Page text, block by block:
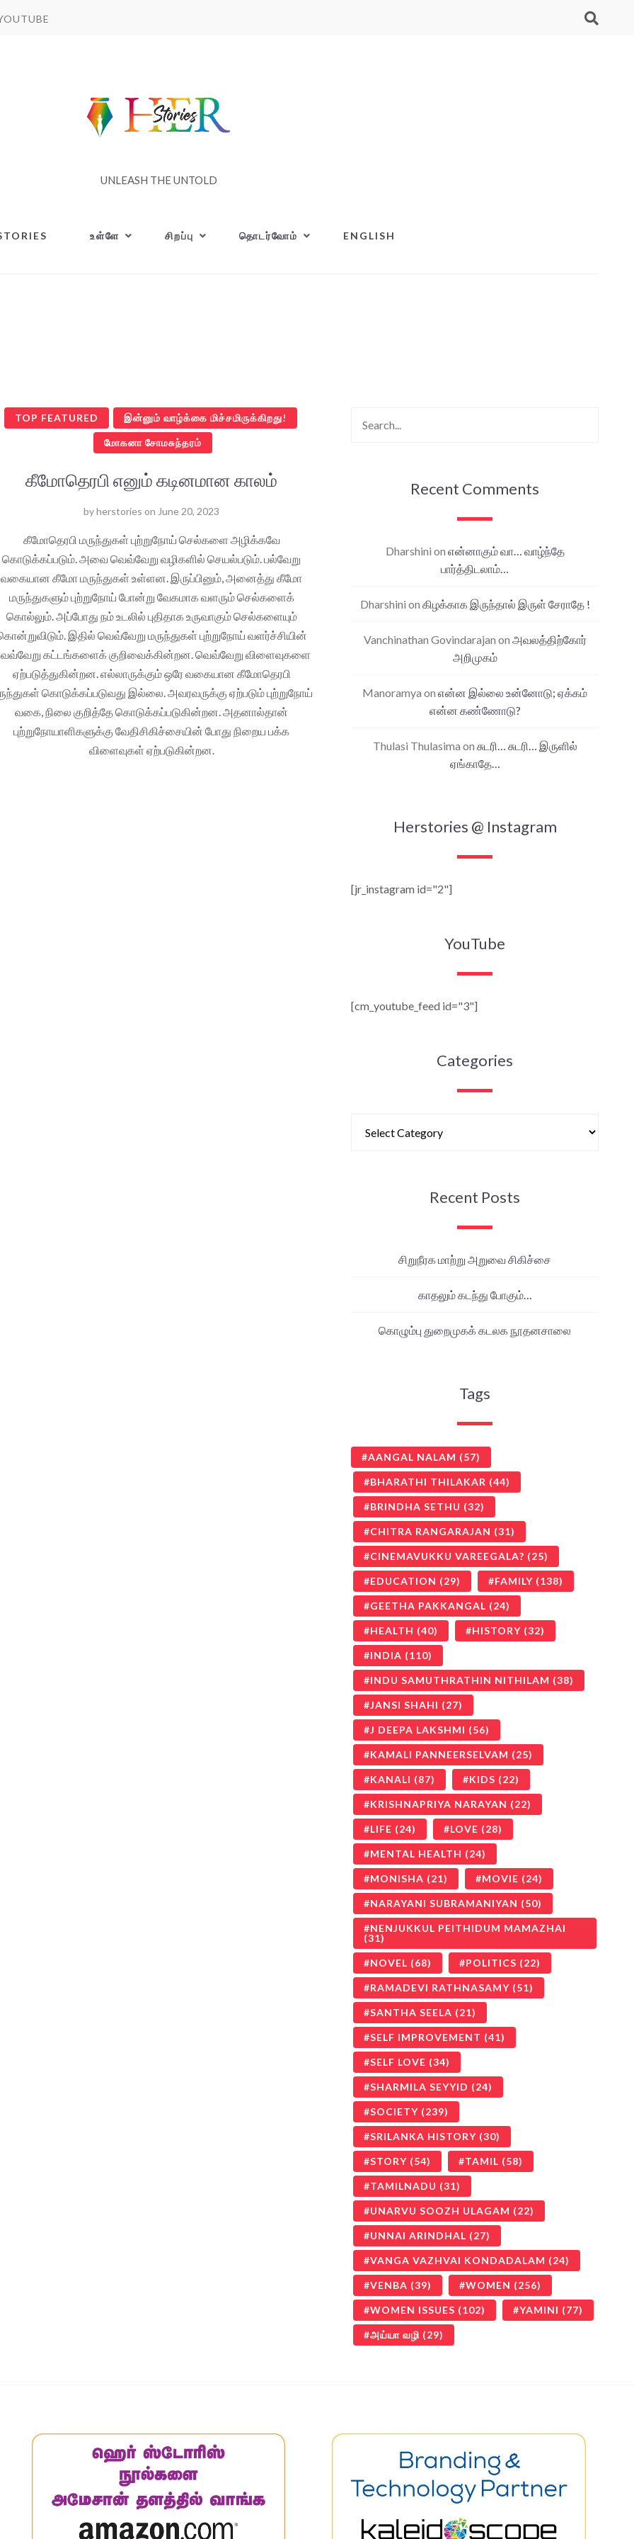
UNLEASH THE UNTOLD
உள்ளே சிறப்பு தொடர்வோம் ENGLISH
TOP FEATURED இன்னும் வாழ்க்கை மிச்சமிருக்கிறது!
மோகனா சோமசுந்தரம்
கீமோதெரபி எனும் கடினமான காலம்
byherstories on June 20, 2023
கீமோதெரபி மருந்துகள் புற்றுநோய் செல்களை அழிக்கவே
கொடுக்கப்படும். அவை வெவ்வேறு வழிகளில் செயல்படும். பல்வேறு
வகையான கீமோ மருந்துகள் உள்ளன. இருப்பினும், அனைத்து கீமோ
மருந்துகளும் புற்றுநோய் போன்று வேகமாக வளரும் செல்களைக்
கொல்லும். அப்போது நம் உடலில் புதிதாக உருவாகும் செல்களையும்
இதில் வெவ்வேறு மருந்துகள் புற்றுநோய் வளர்ச்சியின்
கட்டங்களைக் குறிவைக்கின்றன. வெவ்வேறு விளைவுகளை
ஏற்படுத்துகின்றன. எல்லாருக்கும் ஒரே வகையான கீமோதெரபி
கொடுக்கப்படுவது இல்லை. அவரவருக்கு ஏற்படும் புற்றுநோய்
வகை, நிலை குறித்தே கொடுக்கப்படுகின்றன. அதனால்தான்
புற்றுநோயாளிகளுக்கு வேதிசிகிச்சையின் போது நிறைய பக்க
விளைவுகள் ஏற்படுகின்றன.
Recent Comments
Dharshini on என்னாகும் வா… வாழ்ந்தே
பார்த்திடலாம்…
Dharshini on கிழக்காக இருந்தால் இருள் சேராதே !
Vanchinathan Govindarajan on அவலத்திற்கோர்
அறிமுகம்
Manoramya on என்ன இல்லை உன்னோடு; ஏக்கம்
என்ன கண்ணோடு?
Thulasi Thulasima on சுடரி… சுடரி… இருளில்
ஏங்காதே…
Herstories @ Instagram
[jr_instagram id="2"]
YouTube
[cm_youtube_feed id="3"]
Categories
Recent Posts
சிறுநீரக மாற்று அறுவை சிகிச்சை
காதலும் கடந்து போகும்…
கொழும்பு துறைமுகக் கடலக நூதனசாலை
Tags
AANGAL NALAM (57)
BHARATHI THILAKAR (44)
BRINDHA SETHU (32)
CHITRA RANGARAJAN (31)
CINEMAVUKKU VAREEGALA? (25)
EDUCATION (29) FAMILY (138)
GEETHA PAKKANGAL (24)
HEALTH (40) HISTORY (32)
INDIA (110)
INDU SAMUTHRATHIN NITHILAM (38)
JANSI SHAHI (27)
J DEEPA LAKSHMI (56)
KAMALI PANNEERSELVAM (25)
KANALI (87) KIDS (22)
KRISHNAPRIYA NARAYAN (22)
LIFE (24) LOVE (28)
MENTAL HEALTH (24)
MONISHA (21) MOVIE (24)
NARAYANI SUBRAMANIYAN (50)
NENJUKKUL PEITHIDUM MAMAZHAI
(31)
NOVEL (68) POLITICS (22)
RAMADEVI RATHNASAMY (51)
SANTHA SEELA (21)
SELF IMPROVEMENT (41)
SELF LOVE (34)
SHARMILA SEYYID (24)
SOCIETY (239)
SRILANKA HISTORY (30)
STORY (54) TAMIL (58)
TAMILNADU (31)
UNARVU SOOZH ULAGAM (22)
UNNAI ARINDHAL (27)
VANGA VAZHVAI KONDADALAM (24)
VENBA (39) WOMEN (256)
WOMEN ISSUES (102) YAMINI (77)
அய்யா வழி (29)